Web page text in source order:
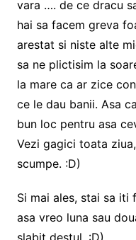
vara …. de ce dracu
hai sa facem greva
arestat si niste alte
sa ne plictisim la
la mare ca ar zice
ce le dau banii. Asa
bun loc pentru asa
Vezi gagici toata
scumpe. :D)
Si mai ales, stai sa iti
asa vreo luna sau